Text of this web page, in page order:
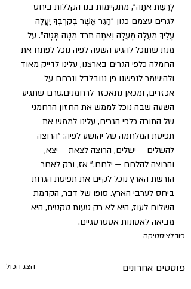
לָרֶשֶׁת אֹתָהּ", מתקיימות בנו הקללות ביחס
לגרים עצמם כגון "הַגֵּר אֲשֶׁר בְּקִרְבְּךָ יַעֲלֶה
עָלֶיךָ מַעְלָה מָּעְלָה וְאַתָּה תֵרֵד מַטָּה מָּטָּה". על
מנת שתוכל להגיע השעה לפיה נוכל לפתח את
החמלה כלפי הגרים בארצנו, עלינו לדייק מאוד
ולהישמר לנפשנו פן נתבלבל ונרחם על
אכזרים, ומכאן נתאכזר לרחמנים.טרם שתגיע
השעה שבה נוכל לממש את החזון הרחמני
של התורה כלפי הגרים, עלינו לממש את
תפיסת המלחמה של יהושע לפיה: "הרוצה
להשלים — ישלים, הרוצה לצאת — יצא,
והרוצה להלחם — ילחם." אז, ורק לאחר
הורשת הארץ נוכל לקיים את תפיסת הגרות
ביחס לערבי הארץ. סופו של דבר, הקדמת
השלום לעוז, היא לא רק טעות טקטית, היא
מביאה לאסונות אסטרטגיים.
פובלציסטיקה
פוסטים אחרונים הצג הכול